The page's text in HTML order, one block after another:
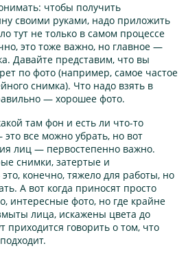
чтобы получить
своими руками, надо приложить
тут не только в самом процессе
это тоже важно, но главное —
Давайте представим, что вы
по фото (например, самое частое
снимка). Что надо взять в
— хорошее фото.
там фон и есть ли что-то
все можно убрать, но вот
лиц — первостепенно важно.
снимки, затертые и
конечно, тяжело для работы, но
А вот когда приносят просто
интересные фото, но где крайне
лица, искажены цвета до
приходится говорить о том, что